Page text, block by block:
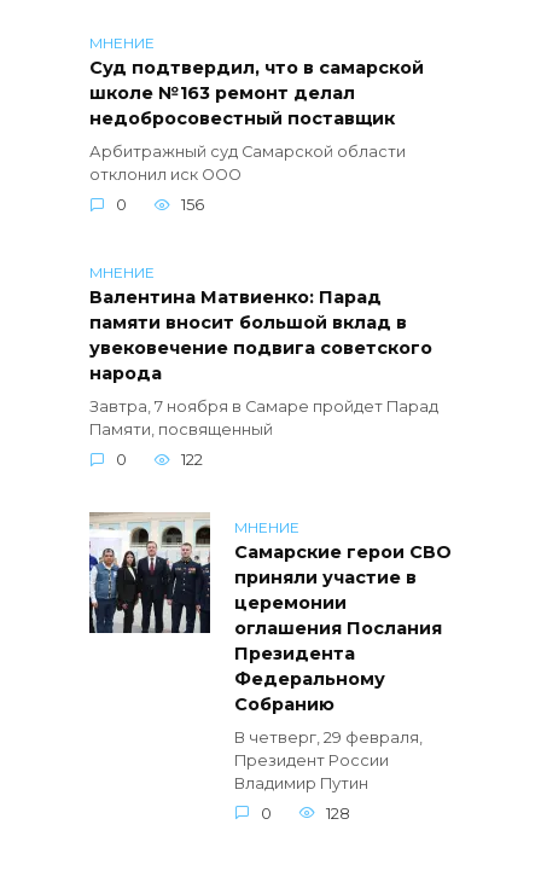
МНЕНИЕ
Суд подтвердил, что в самарской
школе №163 ремонт делал
недобросовестный поставщик
Арбитражный суд Самарской области
отклонил иск ООО
0
156
МНЕНИЕ
Валентина Матвиенко: Парад
памяти вносит большой вклад в
увековечение подвига советского
народа
Завтра, 7 ноября в Самаре пройдет Парад
Памяти, посвященный
0
122
МНЕНИЕ
Самарские герои СВО
приняли участие в
церемонии
оглашения Послания
Президента
Федеральному
Собранию
В четверг, 29 февраля,
Президент России
Владимир Путин
0
128